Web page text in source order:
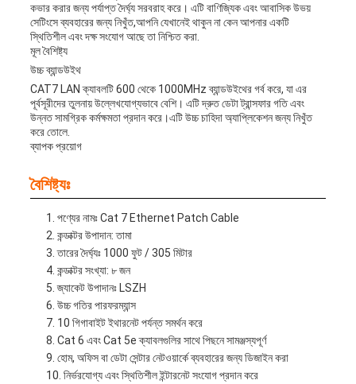
কভার করার জন্য পর্যাপ্ত দৈর্ঘ্য সরবরাহ করে। এটি বাণিজ্যিক এবং আবাসিক উভয়
সেটিংসে ব্যবহারের জন্য নিখুঁত,আপনি যেখানেই থাকুন না কেন আপনার একটি
স্থিতিশীল এবং দক্ষ সংযোগ আছে তা নিশ্চিত করা.
মূল বৈশিষ্ট্য
উচ্চ ব্যান্ডউইথ
CAT7 LAN ক্যাবলটি 600 থেকে 1000MHz ব্যান্ডউইথের গর্ব করে, যা এর
পূর্বসূরীদের তুলনায় উল্লেখযোগ্যভাবে বেশি। এটি দ্রুত ডেটা ট্রান্সফার গতি এবং
উন্নত সামগ্রিক কর্মক্ষমতা প্রদান করে।এটি উচ্চ চাহিদা অ্যাপ্লিকেশন জন্য নিখুঁত
করে তোলে.
ব্যাপক প্রয়োগ
বৈশিষ্ট্যঃ
পণ্যের নামঃ Cat 7 Ethernet Patch Cable
কন্ডাক্টর উপাদান: তামা
তারের দৈর্ঘ্যঃ 1000 ফুট / 305 মিটার
কন্ডাক্টর সংখ্যা: ৮ জন
জ্যাকেট উপাদানঃ LSZH
উচ্চ গতির পারফরম্যান্স
10 গিগাবাইট ইথারনেট পর্যন্ত সমর্থন করে
Cat 6 এবং Cat 5e ক্যাবলগুলির সাথে পিছনে সামঞ্জস্যপূর্ণ
হোম, অফিস বা ডেটা সেন্টার নেটওয়ার্কে ব্যবহারের জন্য ডিজাইন করা
নির্ভরযোগ্য এবং স্থিতিশীল ইন্টারনেট সংযোগ প্রদান করে